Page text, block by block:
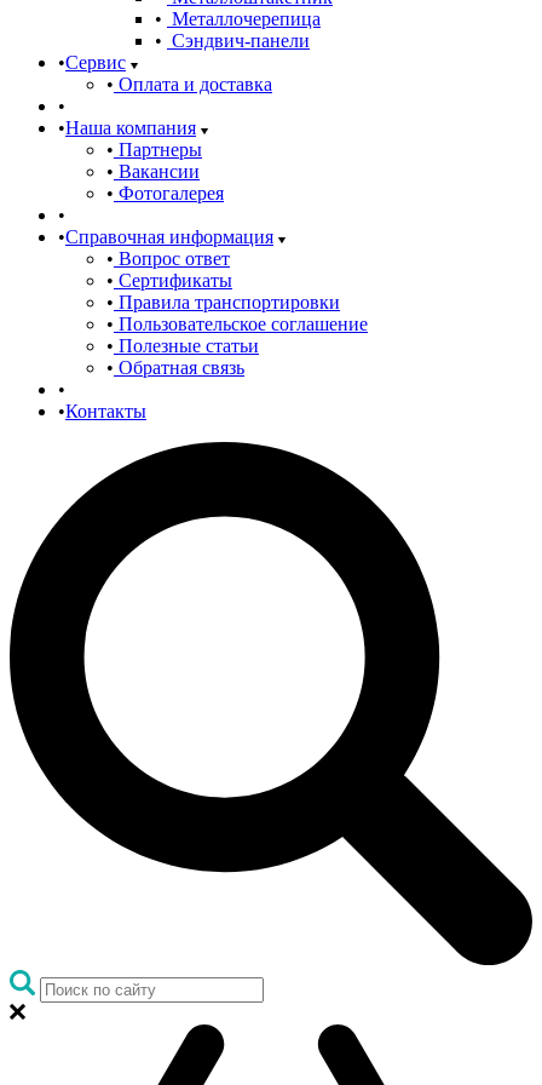
Металлочерепица
Сэндвич-панели
Сервис
Оплата и доставка
Наша компания
Партнеры
Вакансии
Фотогалерея
Справочная информация
Вопрос ответ
Сертификаты
Правила транспортировки
Пользовательское соглашение
Полезные статьи
Обратная связь
Контакты